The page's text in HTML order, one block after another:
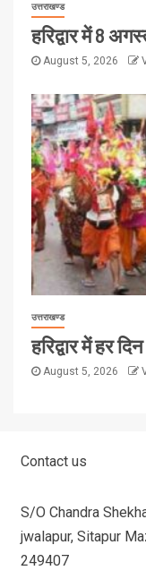
उत्तराखण्ड
हरिद्वार में 8
August 5, 2026
उत्तराखण्ड
हरिद्वार में हर
August 5, 2026
Contact us
S/O Chandra
jwalapur, Sitapur
249407